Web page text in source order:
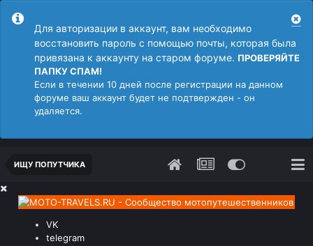
Для авторизации в аккаунт, вам необходимо
восстановить пароль с помощью почты, которая была
привязана к аккаунту на старом форуме. ПРОВЕРЯЙТЕ
ПАПКУ СПАМ!
Если в течении 10 дней после регистрации на данном
форуме ваш аккаунт будет не подтвержден - он
удаляется.
ИЩУ ПОПУТЧИКА
VK
telegram